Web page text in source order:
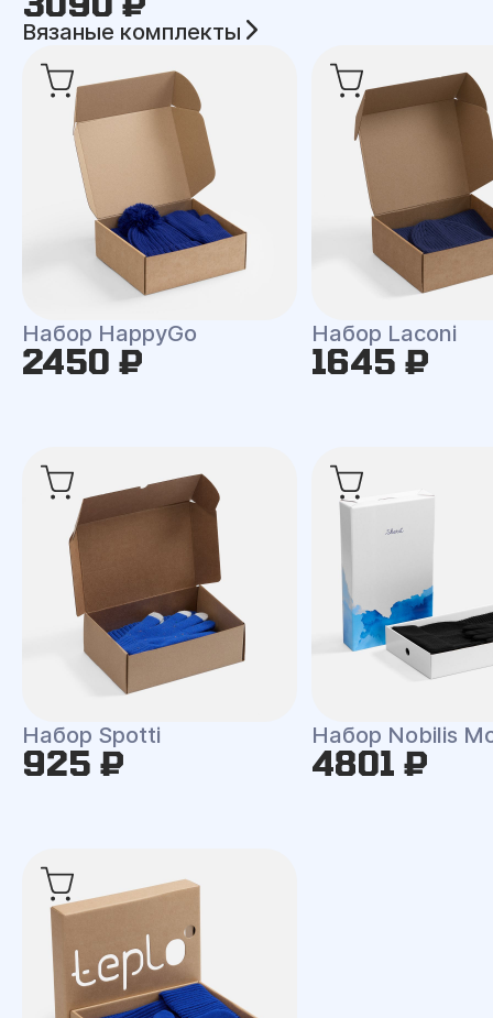
Вязаные комплекты
Набор HappyGo
2450 ₽
Набор Laconi
1645 ₽
Набор Spotti
925 ₽
Набор Nobilis
4801 ₽